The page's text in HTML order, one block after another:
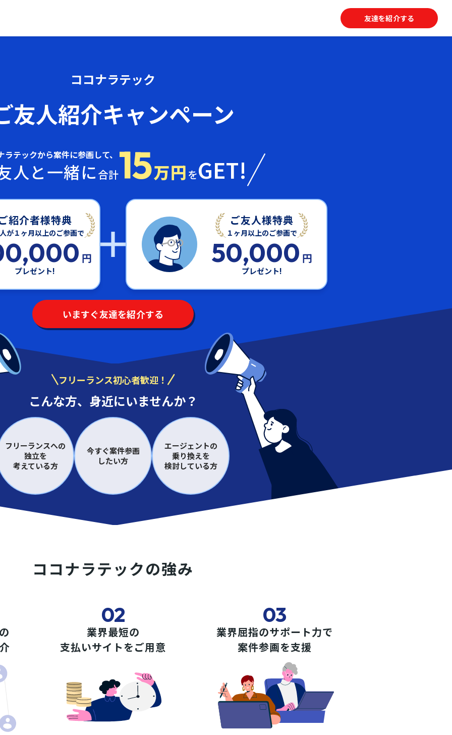
友達を紹介する
ココナラテック
友人紹介キャンペーン
ラテックから案件に参画して、
人と一緒に 合計15万円 をGET!
紹介者様特典
が１ヶ月以上のご参画で
円
プレゼント!
ご友人様特典
１ヶ月以上のご参画で
50,000 円
プレゼント!
いますぐ友達を紹介する
フリーランス初心者歓迎！
こんな方、身近にいませんか？
フリーランスへの
独立を
考えている方
今すぐ案件参画
したい方
エージェントの
乗り換えを
検討している方
ココナラテックの強み
02
業界最短の
支払いサイトをご用意
03
業界屈指のサポート力で
案件参画を支援